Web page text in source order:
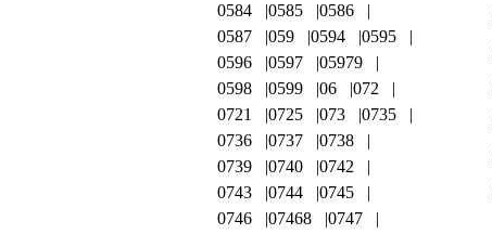
0584
0585
0586
0587
059 0594
0595
0596
0597
05979
0598
0599 06
072
0721
0725 073
0735
0736
0737
0738
0739
0740
0742
0743
0744
0745
0746
07468
0747